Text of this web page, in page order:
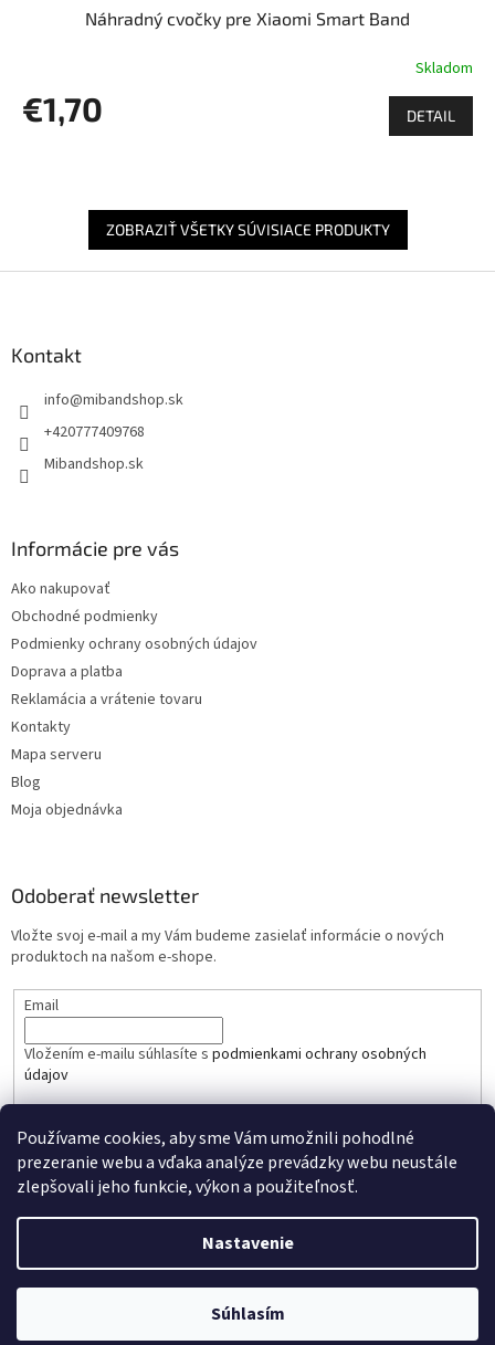
Používame cookies, aby sme Vám umožnili pohodlné
prezeranie webu a vďaka analýze prevádzky webu neustále
zlepšovali jeho funkcie, výkon a použiteľnosť.
Nastavenie
Súhlasím
Náhradný cvočky pre Xiaomi Smart Band
Skladom
€1,70 DETAIL
ZOBRAZIŤ VŠETKY SÚVISIACE PRODUKTY
Kontakt
info@mibandshop.sk
+420777409768
Mibandshop.sk
Informácie pre vás
Ako nakupovať
Obchodné podmienky
Podmienky ochrany osobných údajov
Doprava a platba
Reklamácia a vrátenie tovaru
Kontakty
Mapa serveru
Blog
Moja objednávka
Odoberať newsletter
Vložte svoj e-mail a my Vám budeme zasielať informácie o nových
produktoch na našom e-shope.
Email
Vložením e-mailu súhlasíte s podmienkami ochrany osobných
údajov
PRIHLÁSIŤ SA
Vytvoril Shoptet
mibandshop.sk. Všetky práva vyhradené.